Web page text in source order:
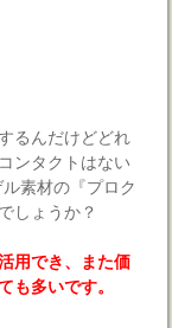
るんだけどどれ
ンタクトはない
素材の『プロク
しょうか？
用でき、また価
も多いです。